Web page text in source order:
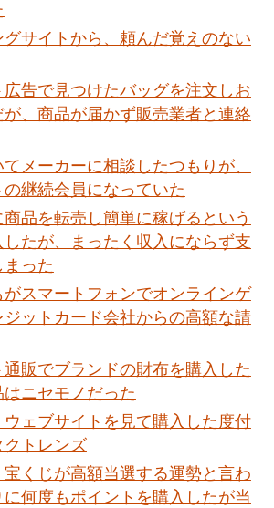
サイトから、頼んだ覚えのない
告で見つけたバッグを注文しお
、商品が届かず販売業者と連絡
メーカーに相談したつもりが、
継続会員になっていた
品を転売し簡単に稼げるという
たが、まったく収入にならず支
った
スマートフォンでオンラインゲ
ットカード会社からの高額な請
販でブランドの財布を購入した
ニセモノだった
ェブサイトを見て購入した度付
クトレンズ
くじが高額当選する運勢と言わ
何度もポイントを購入したが当